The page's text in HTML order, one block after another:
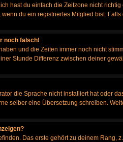
hast du einfach die Zeitzone nicht
du ein registriertes Mitglied bist.
noch falsch!
und die Zeiten immer noch nicht
Stunde Differenz zwischen deiner
die Sprache nicht installiert hat oder
selber eine Übersetzung schreiben.
Das erste gehört zu deinem